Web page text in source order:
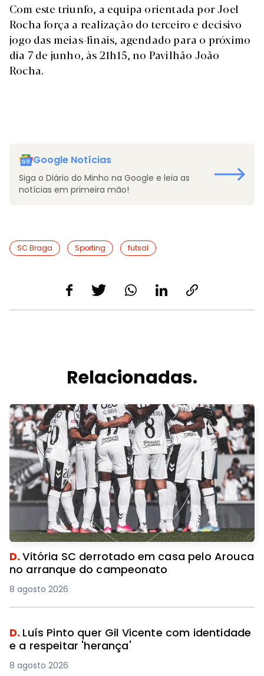
Com este triunfo, a equipa orientada por Joel
Rocha força a realização do terceiro e decisivo
jogo das meias-finais, agendado para o próximo
dia 7 de junho, às 21h15, no Pavilhão João
Rocha.
Google Notícias
Siga o Diário do Minho na Google e leia as
notícias em primeira mão!
SC Braga Sporting futsal
Relacionadas.
D.Vitória SC derrotado em casa pelo Arouca
no arranque do campeonato
8 agosto 2026
D. Luís Pinto quer Gil Vicente com identidade
e a respeitar 'herança'
8 agosto 2026